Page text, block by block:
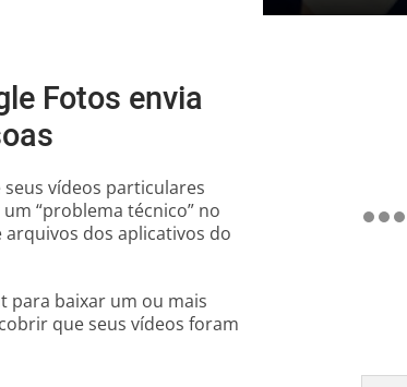
Fotos envia
vídeos particulares
“problema técnico” no
dos aplicativos do
para baixar um ou mais
que seus vídeos foram